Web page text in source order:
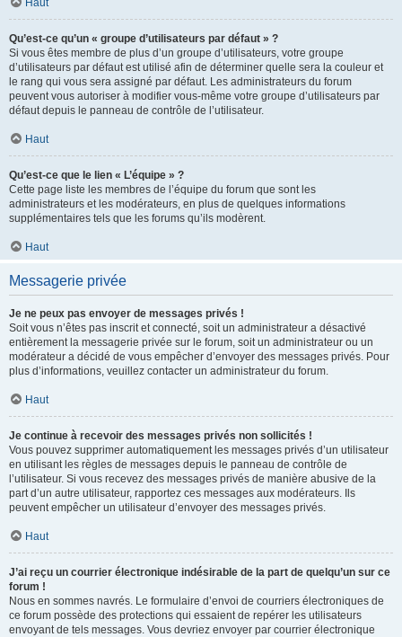
Haut
Qu’est-ce qu’un « groupe d’utilisateurs par défaut » ?
Si vous êtes membre de plus d’un groupe d’utilisateurs, votre groupe
d’utilisateurs par défaut est utilisé afin de déterminer quelle sera la couleur et
le rang qui vous sera assigné par défaut. Les administrateurs du forum
peuvent vous autoriser à modifier vous-même votre groupe d’utilisateurs par
défaut depuis le panneau de contrôle de l’utilisateur.
Haut
Qu’est-ce que le lien « L’équipe » ?
Cette page liste les membres de l’équipe du forum que sont les
administrateurs et les modérateurs, en plus de quelques informations
supplémentaires tels que les forums qu’ils modèrent.
Haut
Messagerie privée
Je ne peux pas envoyer de messages privés !
Soit vous n’êtes pas inscrit et connecté, soit un administrateur a désactivé
entièrement la messagerie privée sur le forum, soit un administrateur ou un
modérateur a décidé de vous empêcher d’envoyer des messages privés. Pour
plus d’informations, veuillez contacter un administrateur du forum.
Haut
Je continue à recevoir des messages privés non sollicités !
Vous pouvez supprimer automatiquement les messages privés d’un utilisateur
en utilisant les règles de messages depuis le panneau de contrôle de
l’utilisateur. Si vous recevez des messages privés de manière abusive de la
part d’un autre utilisateur, rapportez ces messages aux modérateurs. Ils
peuvent empêcher un utilisateur d’envoyer des messages privés.
Haut
J’ai reçu un courrier électronique indésirable de la part de quelqu’un sur ce
forum !
Nous en sommes navrés. Le formulaire d’envoi de courriers électroniques de
ce forum possède des protections qui essaient de repérer les utilisateurs
envoyant de tels messages. Vous devriez envoyer par courrier électronique